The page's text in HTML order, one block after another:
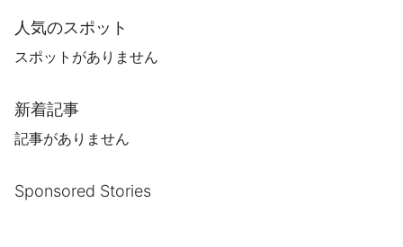
人気のスポット
スポットがありません
新着記事
記事がありません
Sponsored Stories